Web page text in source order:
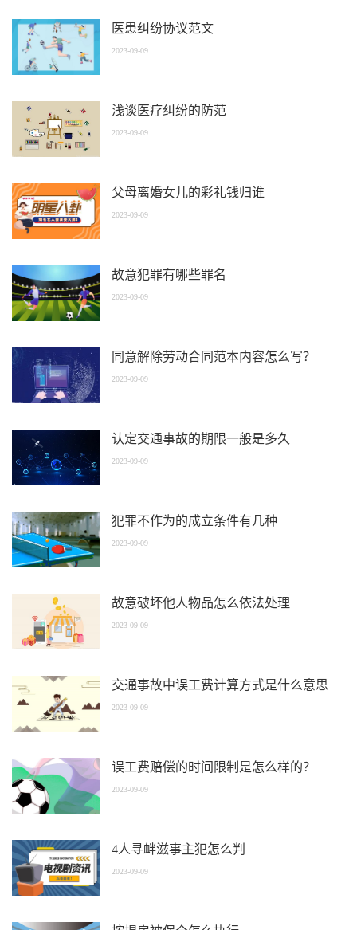
医患纠纷协议范文
2023-09-09
浅谈医疗纠纷的防范
2023-09-09
父母离婚女儿的彩礼钱归谁
2023-09-09
故意犯罪有哪些罪名
2023-09-09
同意解除劳动合同范本内容怎么写？
2023-09-09
认定交通事故的期限一般是多久
2023-09-09
犯罪不作为的成立条件有几种
2023-09-09
故意破坏他人物品怎么依法处理
2023-09-09
交通事故中误工费计算方式是什么意思
2023-09-09
误工费赔偿的时间限制是怎么样的？
2023-09-09
4人寻衅滋事主犯怎么判
2023-09-09